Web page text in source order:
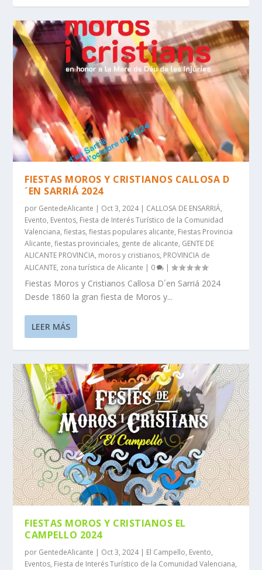
FIESTAS MOROS Y CRISTIANOS CALLOSA D
´EN SARRIÁ 2024
por GentedeAlicante | Oct 3, 2024| CALLOSA DE ENSARRIÁ,
Evento, Eventos, Fiesta de Interés Turístico de la Comunidad
Valenciana,fiestas,fiestas populares alicante, Fiestas Provincia
Alicante,fiestas provinciales, gente de alicante, GENTE DE
ALICANTE PROVINCIA, moros y cristianos, PROVINCIA de
ALICANTE, zona turística de Alicante | 0 |
Fiestas Moros y Cristianos Callosa D´en Sarriá 2024
Desde 1860 la gran fiesta de Moros y...
LEER MÁS
FIESTAS MOROS Y CRISTIANOS EL
CAMPELLO 2024
por GentedeAlicante | Oct 3, 2024| El Campello, Evento,
Eventos, Fiesta de Interés Turístico de la Comunidad Valenciana,